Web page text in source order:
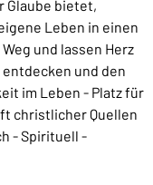
Glaube bietet,
Leben in einen
und lassen Herz
und den
im Leben - Platz für
christlicher Quellen
- Spirituell -